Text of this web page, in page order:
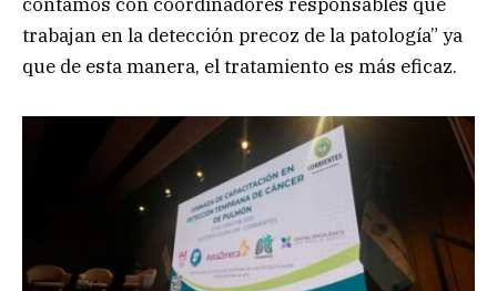
trabajan en la detección precoz de la patología” ya
que de esta manera, el tratamiento es más eficaz.